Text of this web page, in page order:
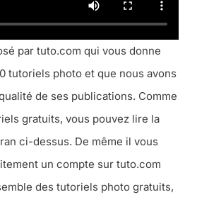
par tuto.com qui vous donne
tutoriels photo et que nous avons
de ses publications. Comme
gratuits, vous pouvez lire la
ci-dessus. De même il vous
un compte sur tuto.com
des tutoriels photo gratuits,